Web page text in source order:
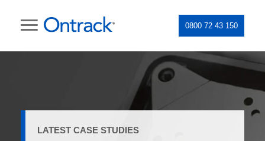
0800 72 43 150
LATEST CASE STUDIES